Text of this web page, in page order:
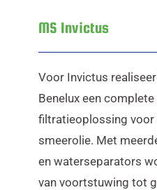
MS Invictus
Voor Invictus
Benelux een
filtratieoplossing
smeerolie. Met
en waterseparators
van voortstuwing tot